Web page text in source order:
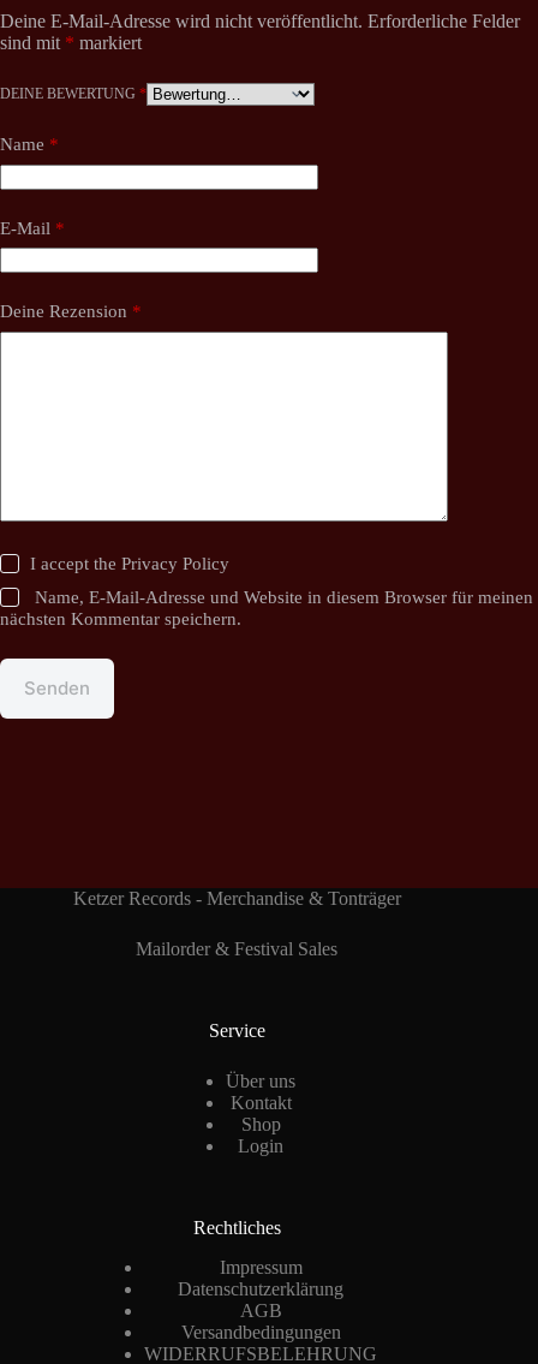
Deine E-Mail-Adresse wird nicht veröffentlicht. Erforderliche Felder
sind mit * markiert
DEINE BEWERTUNG *
Name *
E-Mail *
Deine Rezension *
I accept thePrivacy Policy
Name, E-Mail-Adresse und Website in diesem Browser für meinen
nächsten Kommentar speichern.
Senden
Ketzer Records - Merchandise & Tonträger
Mailorder & Festival Sales
Service
Über uns
Kontakt
Shop
Login
Rechtliches
Impressum
Datenschutzerklärung
AGB
Versandbedingungen
WIDERRUFSBELEHRUNG